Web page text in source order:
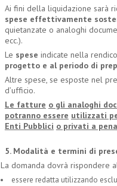
Ai fini della liquidazione sarà
spese effettivamente
quietanzate o analoghi
ecc.).
Le spese indicate nella
progetto e al periodo di
Altre spese, se esposte nel
d’ufficio.
Le fatture o gli analoghi
potranno essere utilizzati
Enti Pubblici o privati a pena
5. Modalità e termini di
La domanda dovrà rispondere
essere redatta utilizzando